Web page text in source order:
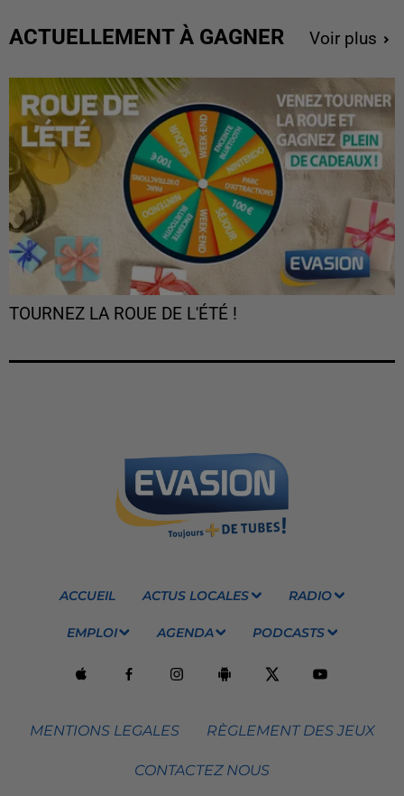
ACTUELLEMENT À GAGNER Voir plus
TOURNEZ LA ROUE DE L'ÉTÉ !
ACCUEIL ACTUS LOCALES RADIO
EMPLOI AGENDA PODCASTS
MENTIONS LEGALES RÈGLEMENT DES JEUX
CONTACTEZ NOUS